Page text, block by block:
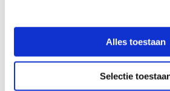
Alles toestaan
Selectie
De kosten van budgetbeheer
is €100 per maand.